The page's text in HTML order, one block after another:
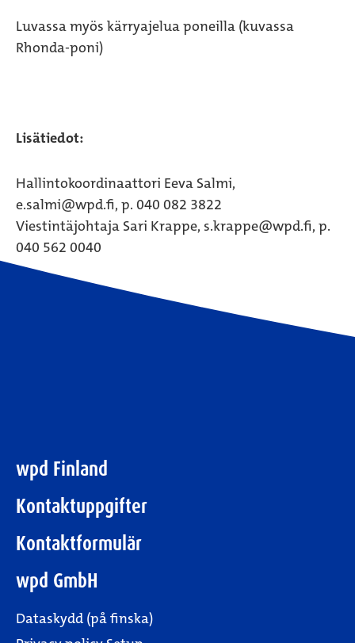
Luvassa myös kärryajelua poneilla (kuvassa
Rhonda-poni)
Lisätiedot:
Hallintokoordinaattori Eeva Salmi,
e.salmi@wpd.fi, p. 040 082 3822
Viestintäjohtaja Sari Krappe, s.krappe@wpd.fi, p.
040 562 0040
wpd Finland
Kontaktuppgifter
Kontaktformulär
wpd GmbH
Dataskydd (på finska)